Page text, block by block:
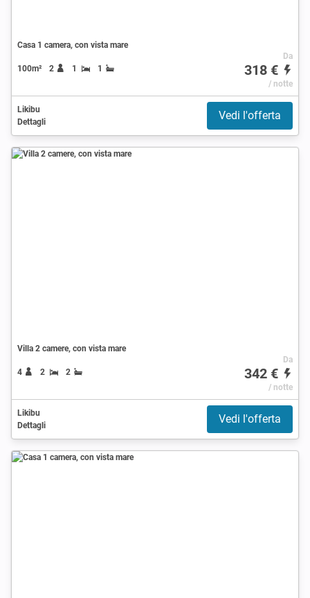
Casa 1 camera, con vista mare
100m² 2 1 1
Da
318 €
/ notte
Likibu
Dettagli
Vedi l'offerta
Villa 2 camere, con vista mare
4 2 2
Da
342 €
/ notte
Likibu
Dettagli
Vedi l'offerta